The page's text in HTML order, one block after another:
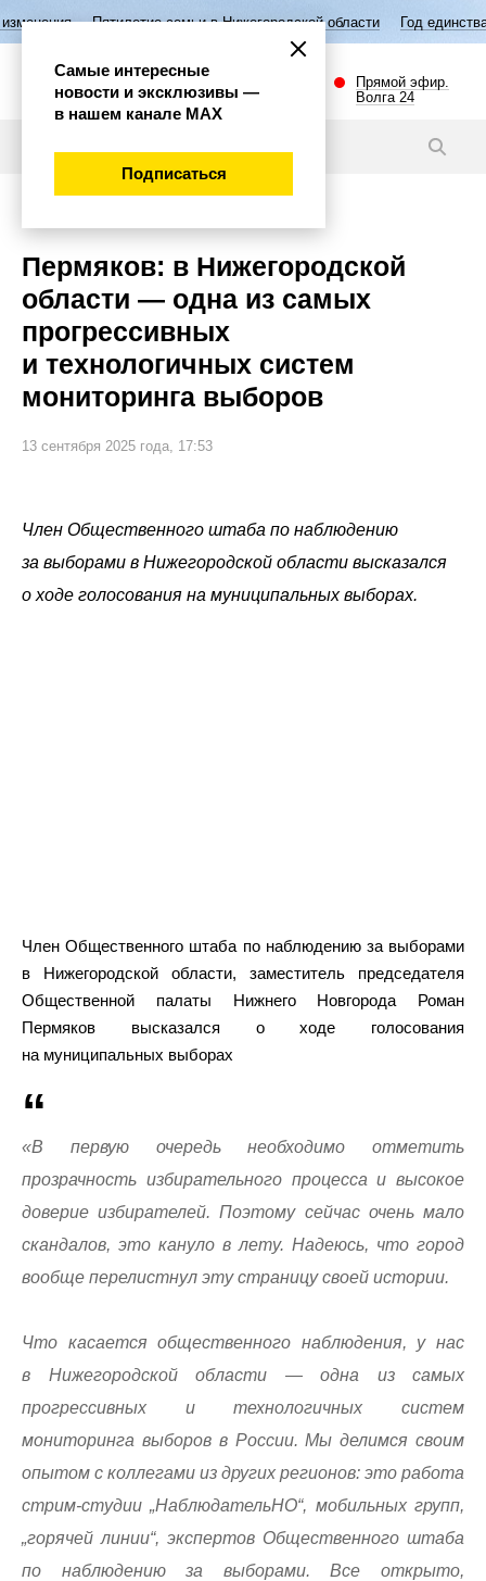
семьи в Нижегородской области Год единства народов России
Прямой эфир.
Волга 24
Пермяков: в Нижегородской
области — одна из самых
прогрессивных
и технологичных систем
мониторинга выборов
13 сентября 2025 года, 17:53
Член Общественного штаба по наблюдению
за выборами в Нижегородской области высказался
о ходе голосования на муниципальных выборах.
Член Общественного штаба по наблюдению за выборами
в Нижегородской области, заместитель председателя
Общественной палаты Нижнего Новгорода Роман
Пермяков высказался о ходе голосования
на муниципальных выборах
«В первую очередь необходимо отметить
прозрачность избирательного процесса и высокое
доверие избирателей. Поэтому сейчас очень мало
скандалов, это кануло в лету. Надеюсь, что город
вообще перелистнул эту страницу своей истории.
Что касается общественного наблюдения, у нас
в Нижегородской области — одна из самых
прогрессивных и технологичных систем
мониторинга выборов в России. Мы делимся своим
опытом с коллегами из других регионов: это работа
стрим-студии „НаблюдательНО“, мобильных групп,
„горячей линии“, экспертов Общественного штаба
по наблюдению за выборами. Все открыто,
Самые интересные
новости и эксклюзивы —
в нашем канале МАХ
Подписаться